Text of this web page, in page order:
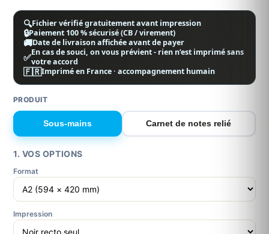
🔍Fichier vérifié gratuitement avant impression
🔒Paiement 100 % sécurisé (CB / virement)
🚚Date de livraison affichée avant de payer
✅En cas de souci, on vous prévient - rien n’est imprimé sans
votre accord
🇫🇷Imprimé en France · accompagnement humain
PRODUIT
Sous-mains Carnet de notes relié
1. VOS OPTIONS
Format
Impression